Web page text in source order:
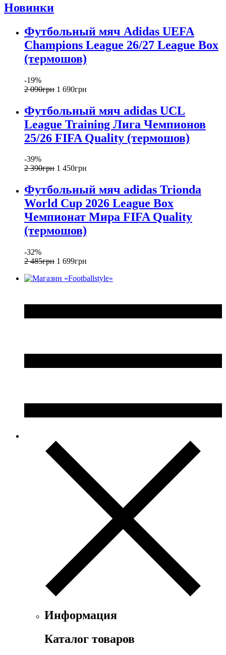
Новинки
Футбольный мяч Adidas UEFA
Champions League 26/27 League Box
(термошов)
-19%
2 090грн 1 690грн
Футбольный мяч adidas UCL
League Training Лига Чемпионов
25/26 FIFA Quality (термошов)
-39%
2 390грн 1 450грн
Футбольный мяч adidas Trionda
World Cup 2026 League Box
Чемпионат Мира FIFA Quality
(термошов)
-32%
2 485грн 1 699грн
Информация
Каталог товаров